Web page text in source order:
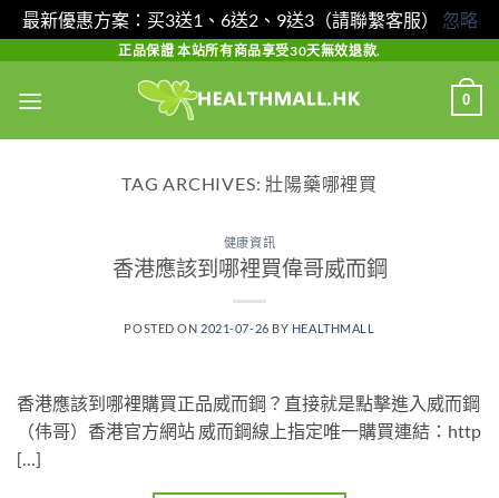
最新優惠方案：买3送1、6送2、9送3（請聯繫客服） 忽略
content
正品保證 本站所有商品享受30天無效退款.
0
TAG ARCHIVES:壯陽藥哪裡買
健康資訊
香港應該到哪裡買偉哥威而鋼
POSTED ON 2021-07-26 BY HEALTHMALL
香港應該到哪裡購買正品威而鋼？直接就是點擊進入威而鋼
（伟哥）香港官方網站 威而鋼線上指定唯一購買連結：http
[…]